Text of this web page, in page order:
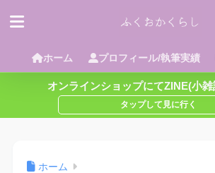
ホーム プロフィール/執筆実績
オンラインショップにてZINE(小雑
ホーム